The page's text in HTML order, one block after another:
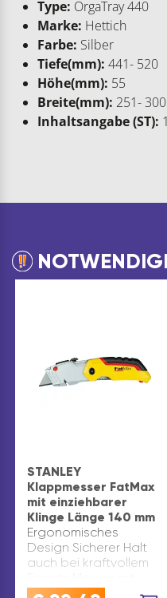
Type: OrgaTray 440
Marke: Hettich
Farbe: Silber
Tiefe(mm): 441- 520
Höhe(mm): 55
Breite(mm): 251- 300
Inhaltsangabe (ST): 1
STANLEY
Klappmesser FatMax
mit einziehbarer
Klinge Länge 140 mm
Ergonomisches
Design Sicherer Halt
auch bei kraftvollem
einziehbarer Klinge